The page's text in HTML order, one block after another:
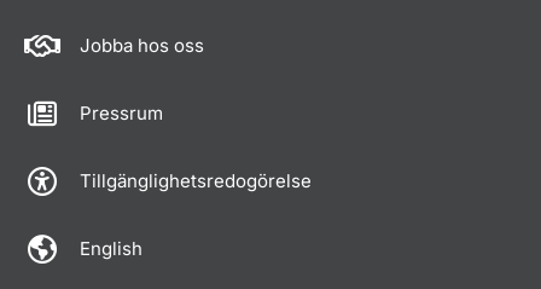
Jobba hos oss
Pressrum
Tillgänglighetsredogörelse
English